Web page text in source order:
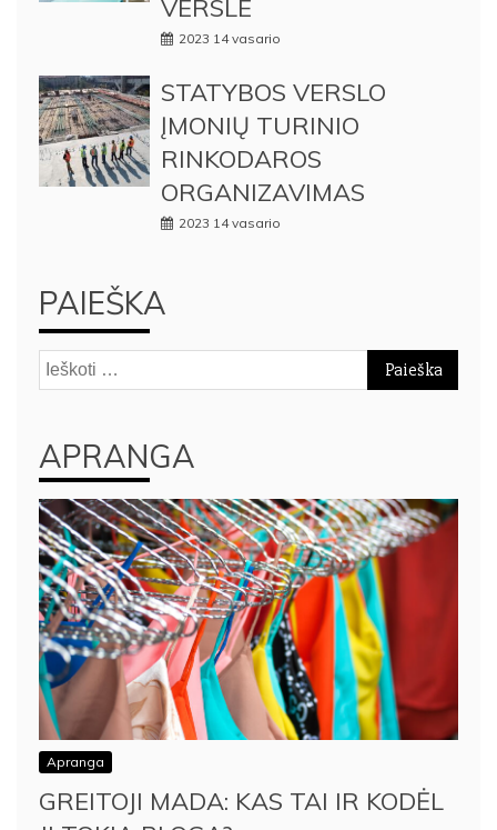
VERSLE
2023 14 vasario
STATYBOS VERSLO
ĮMONIŲ TURINIO
RINKODAROS
ORGANIZAVIMAS
2023 14 vasario
PAIEŠKA
Ieškoti:
APRANGA
Apranga
GREITOJI MADA: KAS TAI IR KODĖL